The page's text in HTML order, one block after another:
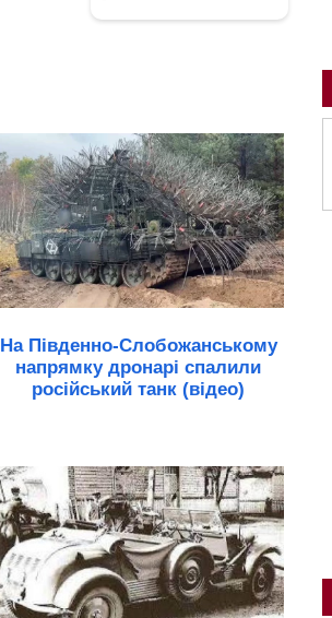
На Південно-Слобожанському
напрямку дронарі спалили
російський танк (відео)